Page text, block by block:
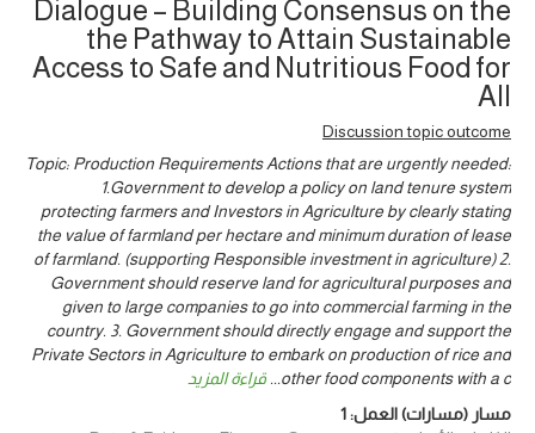
Dialogue – Building Consensus on the
the Pathway to Attain Sustainable
Access to Safe and Nutritious Food for
All
Discussion topic outcome
Topic: Production Requirements Actions that are urgently needed:
1.Government to develop a policy on land tenure system
protecting farmers and Investors in Agriculture by clearly stating
the value of farmland per hectare and minimum duration of lease
of farmland. (supporting Responsible investment in agriculture) 2.
Government should reserve land for agricultural purposes and
given to large companies to go into commercial farming in the
country. 3. Government should directly engage and support the
Private Sectors in Agriculture to embark on production of rice and
other food components with a c
... قراءة المزيد
مسار (مسارات) العمل:1